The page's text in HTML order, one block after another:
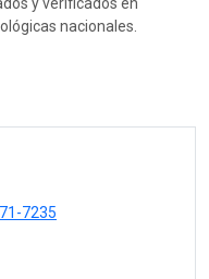
nacionales.
7235